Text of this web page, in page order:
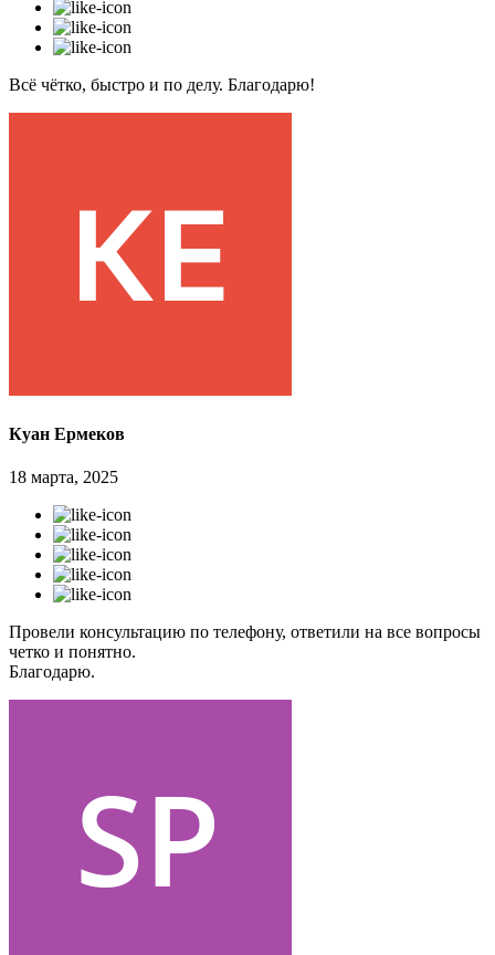
Всё чётко, быстро и по делу. Благодарю!
Куан Ермеков
18 марта, 2025
Провели консультацию по телефону, ответили на все вопросы
четко и понятно.
Благодарю.